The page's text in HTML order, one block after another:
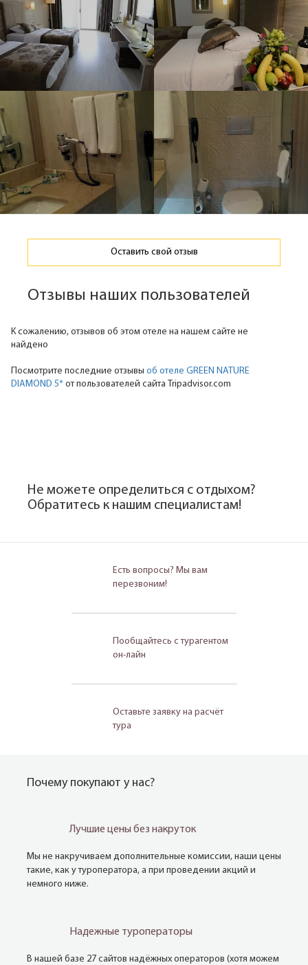
Оставить свой отзыв
Отзывы наших пользователей
К сожалению, отзывов об этом отеле на нашем сайте не
найдено
Посмотрите последние отзывы об отеле GREEN NATURE
DIAMOND 5* от пользователей сайта Tripadvisor.com
Не можете определиться с отдыхом?
Обратитесь к нашим специалистам!
Есть вопросы? Мы вам
перезвоним!
Пообщайтесь с турагентом
он-лайн
Оставьте заявку на расчёт
тура
Почему покупают у нас?
Лучшие цены без накруток
Мы не накручиваем дополнительные комиссии, наши цены
такие, как у туроператора, а при проведении акций и
немного ниже.
Надежные туроператоры
В нашей базе 27 сайтов надёжных операторов (хотя можем